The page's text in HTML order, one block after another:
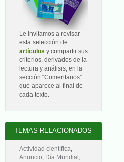
Le invitamos a revisar
esta selección de
artículos y compartir sus
criterios, derivados de la
lectura y análisis, en la
sección “Comentarios”
que aparece al final de
cada texto.
TEMAS RELACIONADOS
Actividad científica,
Anuncio, Día Mundial ,